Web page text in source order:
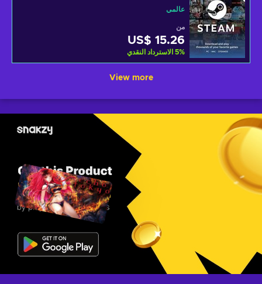
عالمي
من
US$ 15.26
5% الاسترداد النقدي
View more